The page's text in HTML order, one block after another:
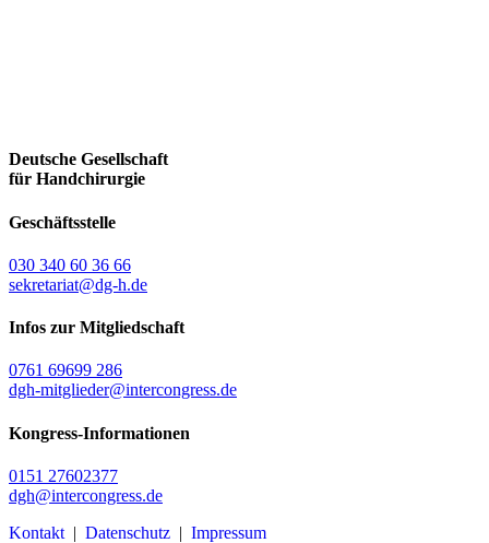
Deutsche Gesellschaft
für Handchirurgie
Geschäftsstelle
030 340 60 36 66
sekretariat@dg-h.de
Infos zur Mitgliedschaft
0761 69699 286
dgh-mitglieder@intercongress.de
Kongress-Informationen
0151 27602377
dgh@intercongress.de
Kontakt | Datenschutz | Impressum